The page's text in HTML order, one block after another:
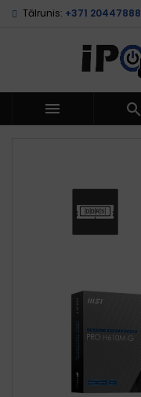
Tālrunis: +371 20447888
 